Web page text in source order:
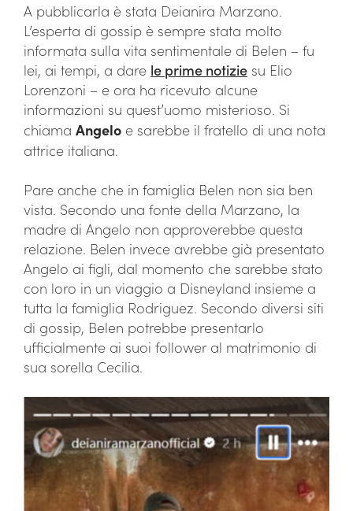
A pubblicarla è stata Deianira Marzano.
L’esperta di gossip è sempre stata molto
informata sulla vita sentimentale di Belen – fu
lei, ai tempi, a dare le prime notizie su Elio
Lorenzoni – e ora ha ricevuto alcune
informazioni su quest’uomo misterioso. Si
chiama Angelo e sarebbe il fratello di una nota
attrice italiana.
Pare anche che in famiglia Belen non sia ben
vista. Secondo una fonte della Marzano, la
madre di Angelo non approverebbe questa
relazione. Belen invece avrebbe già presentato
Angelo ai figli, dal momento che sarebbe stato
con loro in un viaggio a Disneyland insieme a
tutta la famiglia Rodriguez. Secondo diversi siti
di gossip, Belen potrebbe presentarlo
ufficialmente ai suoi follower al matrimonio di
sua sorella Cecilia.